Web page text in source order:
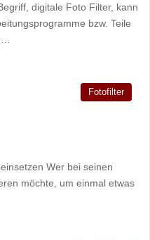
digitale Foto Filter, kann
bzw. Teile
Fotofilter
Wer bei seinen
möchte, um einmal etwas